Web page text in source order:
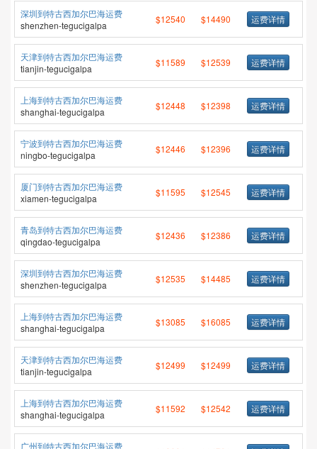
深圳到特古西加尔巴海运费
shenzhen-tegucigalpa
$12540 $14490 运费详情
天津到特古西加尔巴海运费
tianjin-tegucigalpa
$11589 $12539 运费详情
上海到特古西加尔巴海运费
shanghai-tegucigalpa
$12448 $12398 运费详情
宁波到特古西加尔巴海运费
ningbo-tegucigalpa
$12446 $12396 运费详情
厦门到特古西加尔巴海运费
xiamen-tegucigalpa
$11595 $12545 运费详情
青岛到特古西加尔巴海运费
qingdao-tegucigalpa
$12436 $12386 运费详情
深圳到特古西加尔巴海运费
shenzhen-tegucigalpa
$12535 $14485 运费详情
上海到特古西加尔巴海运费
shanghai-tegucigalpa
$13085 $16085 运费详情
天津到特古西加尔巴海运费
tianjin-tegucigalpa
$12499 $12499 运费详情
上海到特古西加尔巴海运费
shanghai-tegucigalpa
$11592 $12542 运费详情
广州到特古西加尔巴海运费